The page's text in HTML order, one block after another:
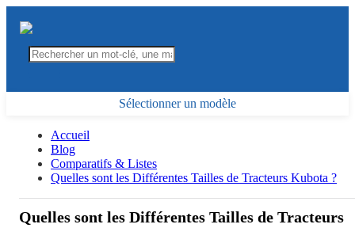
Sélectionner un modèle
Accueil
Blog
Comparatifs & Listes
Quelles sont les Différentes Tailles de Tracteurs Kubota ?
Quelles sont les Différentes Tailles de Tracteurs